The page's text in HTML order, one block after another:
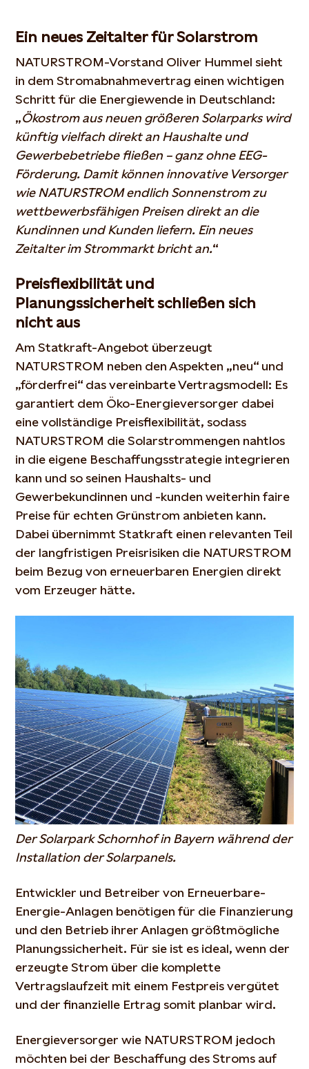
Ein neues Zeitalter für Solarstrom
NATURSTROM-Vorstand Oliver Hummel sieht
in dem Stromabnahmevertrag einen wichtigen
Schritt für die Energiewende in Deutschland:
„Ökostrom aus neuen größeren Solarparks wird
künftig vielfach direkt an Haushalte und
Gewerbebetriebe fließen – ganz ohne EEG-
Förderung. Damit können innovative Versorger
wie NATURSTROM endlich Sonnenstrom zu
wettbewerbsfähigen Preisen direkt an die
Kundinnen und Kunden liefern. Ein neues
Zeitalter im Strommarkt bricht an.“
Preisflexibilität und
Planungssicherheit schließen sich
nicht aus
Am Statkraft-Angebot überzeugt
NATURSTROM neben den Aspekten „neu“ und
„förderfrei“ das vereinbarte Vertragsmodell: Es
garantiert dem Öko-Energieversorger dabei
eine vollständige Preisflexibilität, sodass
NATURSTROM die Solarstrommengen nahtlos
in die eigene Beschaffungsstrategie integrieren
kann und so seinen Haushalts- und
Gewerbekundinnen und -kunden weiterhin faire
Preise für echten Grünstrom anbieten kann.
Dabei übernimmt Statkraft einen relevanten Teil
der langfristigen Preisrisiken die NATURSTROM
beim Bezug von erneuerbaren Energien direkt
vom Erzeuger hätte.
Der Solarpark Schornhof in Bayern während der
Installation der Solarpanels.
Entwickler und Betreiber von Erneuerbare-
Energie-Anlagen benötigen für die Finanzierung
und den Betrieb ihrer Anlagen größtmögliche
Planungssicherheit. Für sie ist es ideal, wenn der
erzeugte Strom über die komplette
Vertragslaufzeit mit einem Festpreis vergütet
und der finanzielle Ertrag somit planbar wird.
Energieversorger wie NATURSTROM jedoch
möchten bei der Beschaffung des Stroms auf